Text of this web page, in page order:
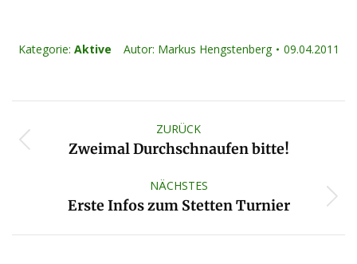
Kategorie: Aktive Autor: Markus Hengstenberg 09.04.2011
ZURÜCK
Vorheriger
Zweimal Durchschnaufen bitte!
NÄCHSTES
Nächster
Erste Infos zum Stetten Turnier